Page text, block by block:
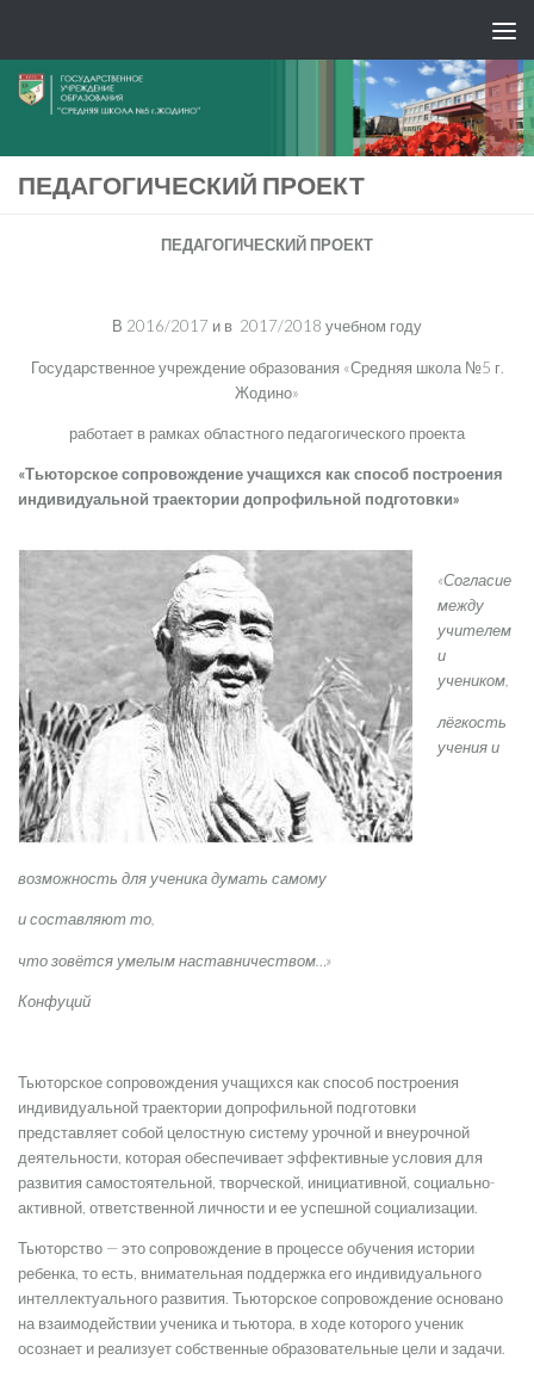
ПЕДАГОГИЧЕСКИЙ ПРОЕКТ
ПЕДАГОГИЧЕСКИЙ ПРОЕКТ
В 2016/2017 и в 2017/2018 учебном году
Государственное учреждение образования «Средняя школа №5 г.
Жодино»
работает в рамках областного педагогического проекта
«Тьюторское сопровождение учащихся как способ построения
индивидуальной траектории допрофильной подготовки»
«Согласие
между
учителем
и
учеником,
лёгкость
учения и
возможность для ученика думать самому
и составляют то,
что зовётся умелым наставничеством…»
Конфуций
Тьюторское сопровождения учащихся как способ построения
индивидуальной траектории допрофильной подготовки
представляет собой целостную систему урочной и внеурочной
деятельности, которая обеспечивает эффективные условия для
развития самостоятельной, творческой, инициативной, социально-
активной, ответственной личности и ее успешной социализации.
Тьюторство — это сопровождение в процессе обучения истории
ребенка, то есть, внимательная поддержка его индивидуального
интеллектуального развития. Тьюторское сопровождение основано
на взаимодействии ученика и тьютора, в ходе которого ученик
осознает и реализует собственные образовательные цели и задачи.